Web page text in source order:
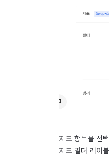
지표 항목을 선
지표 필터 레이